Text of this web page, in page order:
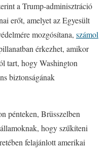
a Trump-adminisztráció
erőt, amelyet az Egyesült
mozgósítana, számol
érkezhet, amikor
tart, hogy Washington
biztonságának
pénteken, Brüsszelben
hogy szűkíteni
felajánlott amerikai